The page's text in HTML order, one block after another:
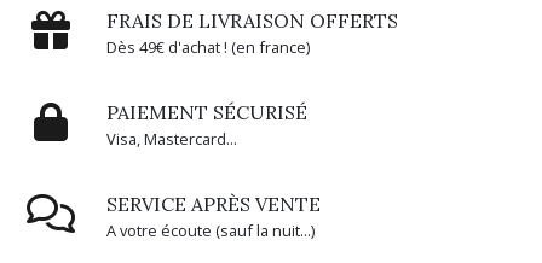
FRAIS DE LIVRAISON OFFERTS
Dès 49€ d'achat ! (en france)
PAIEMENT SÉCURISÉ
Visa, Mastercard...
SERVICE APRÈS VENTE
A votre écoute (sauf la nuit...)